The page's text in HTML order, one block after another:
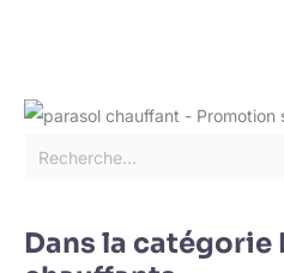
Dans la catégorie